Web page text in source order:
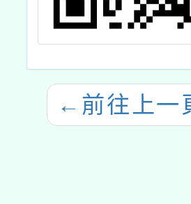
← 前往上一